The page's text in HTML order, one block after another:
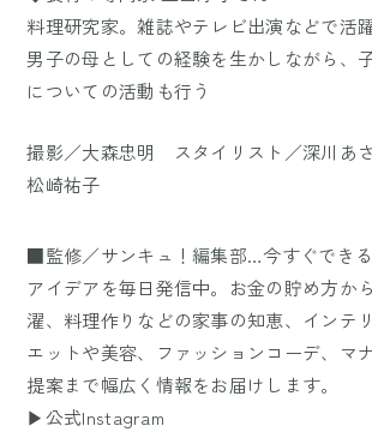
料理研究家。雑誌やテレビ出演などで活
男子の母としての経験を生かしながら、
についての活動も行う
撮影／大森忠明 スタイリスト／深川あ
松崎祐子
■監修／サンキュ！編集部…今すぐでき
アイデアを毎日発信中。お金の貯め方か
濯、料理作りなどの家事の知恵、インテ
エットや美容、ファッションコーデ、マ
提案まで幅広く情報をお届けします。
▶公式Instagram